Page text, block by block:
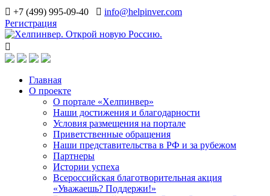
+7 (499) 995-09-40
info@helpinver.com
Регистрация
Главная
О проекте
О портале «Хелпинвер»
Наши достижения и благодарности
Условия размещения на портале
Приветственные обращения
Наши представительства в РФ и за рубежом
Партнеры
Истории успеха
Всероссийская благотворительная акция
«Уважаешь? Поддержи!»